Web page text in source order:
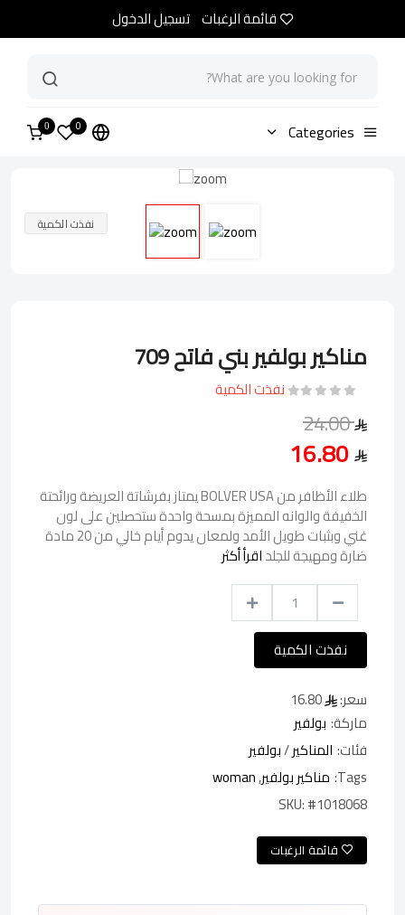
قائمة الرغبات تسجيل الدخول
Categories
0
0 الرئيسية مناكير بولفير بني فاتح 709
نفذت الكمية
مناكير بولفير بني فاتح 709
نفذت الكمية
24.00
طلاء الأظافر من BOLVER USA يمتاز بفرشاتة العريضة ورائحتة
الخفيفة والوانه المميزة بمسحة واحدة ستحصلين على لون
غني وبثبات طويل الأمد ولمعان يدوم أيام خالي من 20 مادة
ضارة ومهيجة للجلداقرأ أكثر
نفذت الكمية
سعر:
ماركة: بولفير
فئات: المناكير/بولفير
Tags: مناكير بولفير,
woman
SKU:#1018068
قائمة الرغبات